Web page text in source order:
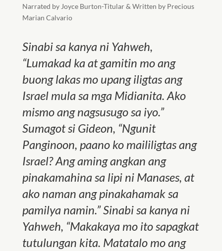
Narrated by Joyce Burton-Titular & Written by Precious
Marian Calvario
Sinabi sa kanya ni Yahweh,
“Lumakad ka at gamitin mo ang
buong lakas mo upang iligtas ang
Israel mula sa mga Midianita. Ako
mismo ang nagsusugo sa iyo.”
Sumagot si Gideon, “Ngunit
Panginoon, paano ko maililigtas ang
Israel? Ang aming angkan ang
pinakamahina sa lipi ni Manases, at
ako naman ang pinakahamak sa
pamilya namin.” Sinabi sa kanya ni
Yahweh, “Makakaya mo ito sapagkat
tutulungan kita. Matatalo mo ang